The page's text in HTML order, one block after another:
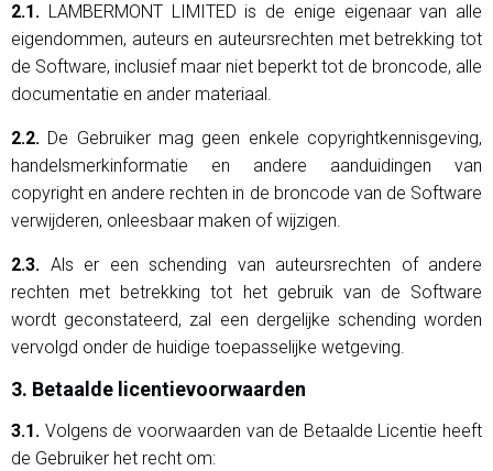
2.1. LAMBERMONT LIMITED is de enige eigenaar van alle
eigendommen, auteurs en auteursrechten met betrekking tot
de Software, inclusief maar niet beperkt tot de broncode, alle
documentatie en ander materiaal.
2.2. De Gebruiker mag geen enkele copyrightkennisgeving,
handelsmerkinformatie en andere aanduidingen van
copyright en andere rechten in de broncode van de Software
verwijderen, onleesbaar maken of wijzigen.
2.3. Als er een schending van auteursrechten of andere
rechten met betrekking tot het gebruik van de Software
wordt geconstateerd, zal een dergelijke schending worden
vervolgd onder de huidige toepasselijke wetgeving.
3. Betaalde licentievoorwaarden
3.1. Volgens de voorwaarden van de Betaalde Licentie heeft
de Gebruiker het recht om: